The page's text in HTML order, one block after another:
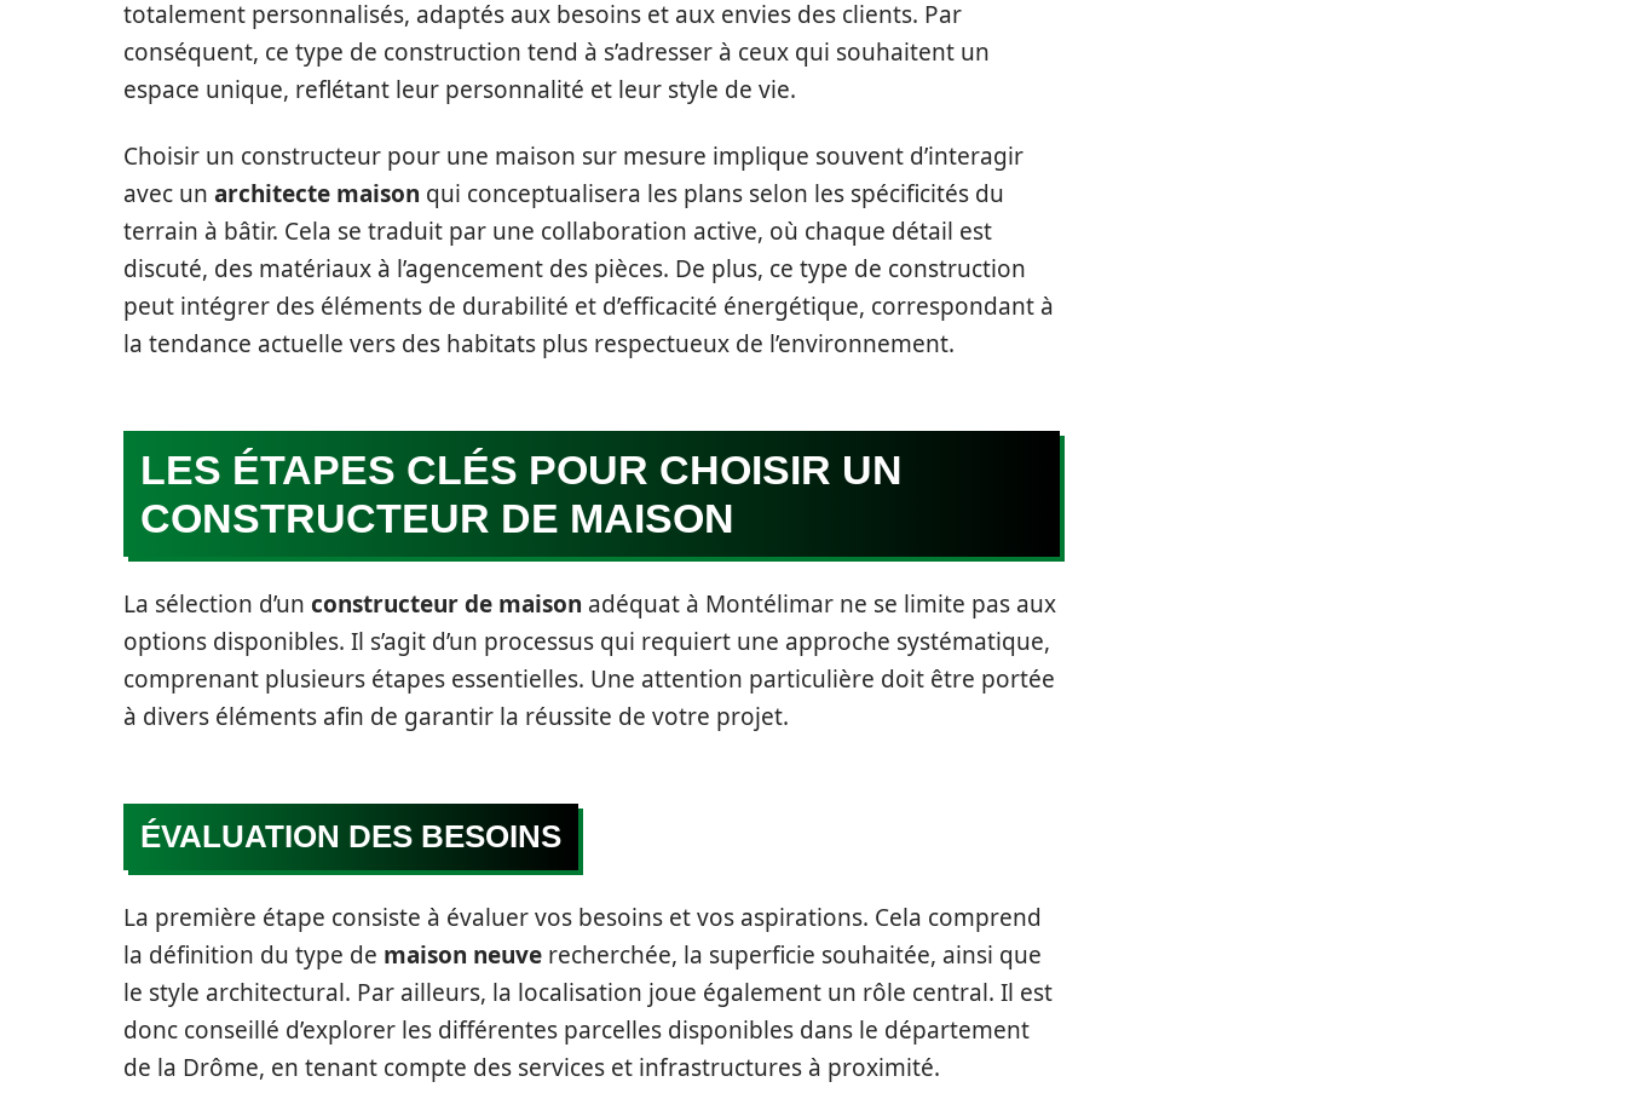
totalement personnalisés, adaptés aux besoins et aux envies des clients. Par
conséquent, ce type de construction tend à s’adresser à ceux qui souhaitent un
espace unique, reflétant leur personnalité et leur style de vie.
Choisir un constructeur pour une maison sur mesure implique souvent d’interagir
avec un architecte maison qui conceptualisera les plans selon les spécificités du
terrain à bâtir. Cela se traduit par une collaboration active, où chaque détail est
discuté, des matériaux à l’agencement des pièces. De plus, ce type de construction
peut intégrer des éléments de durabilité et d’efficacité énergétique, correspondant à
la tendance actuelle vers des habitats plus respectueux de l’environnement.
LES ÉTAPES CLÉS POUR CHOISIR UN
CONSTRUCTEUR DE MAISON
La sélection d’un constructeur de maison adéquat à Montélimar ne se limite pas aux
options disponibles. Il s’agit d’un processus qui requiert une approche systématique,
comprenant plusieurs étapes essentielles. Une attention particulière doit être portée
à divers éléments afin de garantir la réussite de votre projet.
ÉVALUATION DES BESOINS
La première étape consiste à évaluer vos besoins et vos aspirations. Cela comprend
la définition du type de maison neuve recherchée, la superficie souhaitée, ainsi que
le style architectural. Par ailleurs, la localisation joue également un rôle central. Il est
donc conseillé d’explorer les différentes parcelles disponibles dans le département
de la Drôme, en tenant compte des services et infrastructures à proximité.